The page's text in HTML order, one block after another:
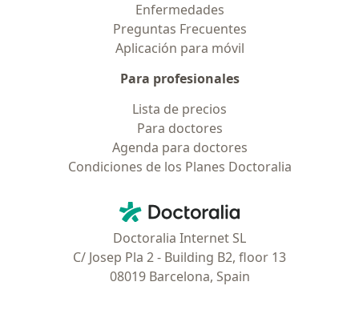
Enfermedades
Preguntas Frecuentes
Aplicación para móvil
Para profesionales
Lista de precios
Para doctores
Agenda para doctores
Condiciones de los Planes Doctoralia
Doctoralia - Página de inicio
Doctoralia Internet SL
C/ Josep Pla 2 - Building B2, floor 13
08019 Barcelona, Spain